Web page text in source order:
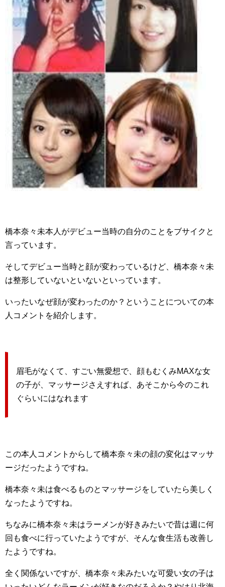
橋本奈々未本人がデビュー当時の自分のことをブサイクと
言っています。
そしてデビュー当時と顔が変わっているけど、橋本奈々未
は整形していないといないといっています。
いったいなぜ顔が変わったのか？ということについての本
人コメントを紹介します。
眉毛がなくて、すごい無愛想で、顔もむくみMAXな女
の子が、マッサージさえすれば、あそこから今のこれ
ぐらいにはなれます
この本人コメントからして橋本奈々未の顔の変化はマッサ
ージだったようですね。
橋本奈々未は食べるものとマッサージをしていたら美しく
なったようですね。
ちなみに橋本奈々未はラーメンが好きみたいで昔は週に何
回も食べに行っていたようですが、そんな食生活も改善し
たようですね。
全く関係ないですが、橋本奈々未みたいな可愛い女の子は